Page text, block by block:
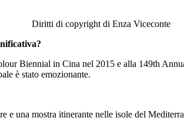
Diritti di copyright di Enza Viceconte
Biennial in Cina nel 2015 e alla 149th
è stato emozionante.
una mostra itinerante nelle isole del